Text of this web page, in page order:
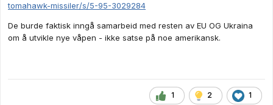
tomahawk-missiler/s/5-95-3029284
De burde faktisk inngå samarbeid med resten av EU OG Ukraina
om å utvikle nye våpen - ikke satse på noe amerikansk.
1 2 1